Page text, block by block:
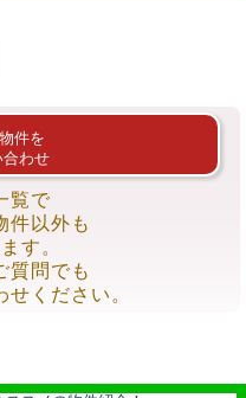
件を
合わせ
覧で
件以外も
す。
質問でも
ください。